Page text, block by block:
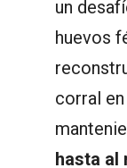
un
huevos
corral
hasta al